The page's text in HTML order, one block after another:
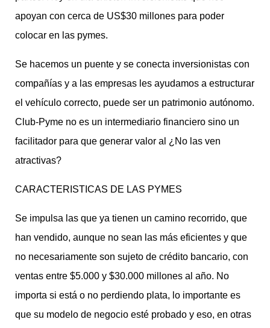
apoyan con cerca de US$30 millones para poder
colocar en las pymes.
Se hacemos un puente y se conecta inversionistas con
compañías y a las empresas les ayudamos a estructurar
el vehículo correcto, puede ser un patrimonio autónomo.
Club-Pyme no es un intermediario financiero sino un
facilitador para que generar valor al ¿No las ven
atractivas?
CARACTERISTICAS DE LAS PYMES
Se impulsa las que ya tienen un camino recorrido, que
han vendido, aunque no sean las más eficientes y que
no necesariamente son sujeto de crédito bancario, con
ventas entre $5.000 y $30.000 millones al año. No
importa si está o no perdiendo plata, lo importante es
que su modelo de negocio esté probado y eso, en otras